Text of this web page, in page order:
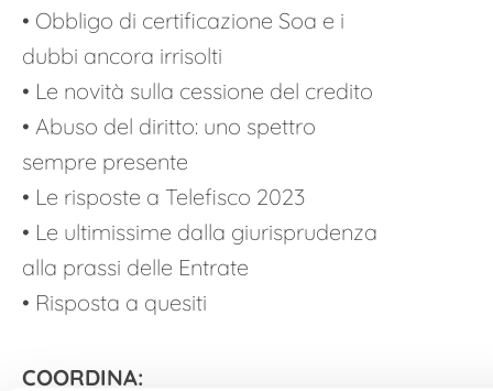
• Obbligo di certificazione Soa e i
dubbi ancora irrisolti
• Le novità sulla cessione del credito
• Abuso del diritto: uno spettro
sempre presente
• Le risposte a Telefisco 2023
• Le ultimissime dalla giurisprudenza
alla prassi delle Entrate
• Risposta a quesiti
COORDINA: